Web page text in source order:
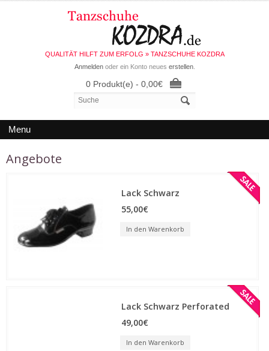
QUALITÄT HILFT ZUM ERFOLG » TANZSCHUHE KOZDRA
Anmeldenoder ein Konto neues erstellen.
0 Produkt(e) - 0,00€
Menu
Angebote
Lack Schwarz
55,00€
In den Warenkorb
Lack Schwarz Perforated
49,00€
In den Warenkorb